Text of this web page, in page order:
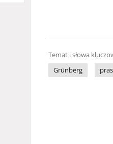
Temat i słowa
Grünberg